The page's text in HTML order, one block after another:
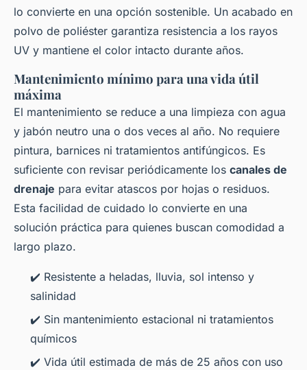
lo convierte en una opción sostenible. Un acabado en
polvo de poliéster garantiza resistencia a los rayos
UV y mantiene el color intacto durante años.
Mantenimiento mínimo para una vida útil
máxima
El mantenimiento se reduce a una limpieza con agua
y jabón neutro una o dos veces al año. No requiere
pintura, barnices ni tratamientos antifúngicos. Es
suficiente con revisar periódicamente los canales de
drenaje para evitar atascos por hojas o residuos.
Esta facilidad de cuidado lo convierte en una
solución práctica para quienes buscan comodidad a
largo plazo.
✔️ Resistente a heladas, lluvia, sol intenso y
salinidad
✔️ Sin mantenimiento estacional ni tratamientos
químicos
✔️ Vida útil estimada de más de 25 años con uso